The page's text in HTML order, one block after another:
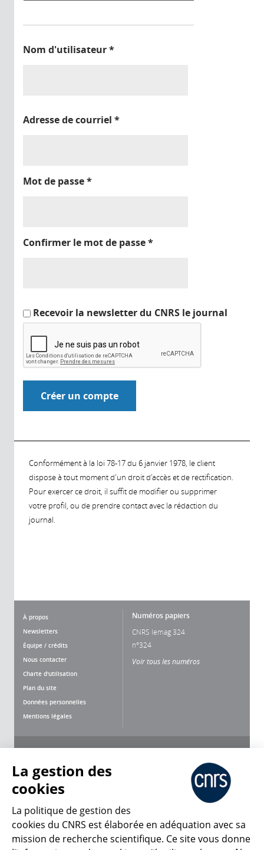
Nom d'utilisateur*
Adresse de courriel *
Mot de passe*
Confirmer le mot de passe*
Recevoir la newsletter du CNRS le journal
Conformément à la loi 78-17 du 6 janvier 1978, le client
dispose à tout moment d'un droit d'accès et de rectification.
Pour exercer ce droit, il suffit de modifier ou supprimer
votre profil, ou de prendre contact avec la rédaction du
journal.
À propos
Newsletters
Équipe / crédits
Nous contacter
Charte d'utilisation
Plan du site
Données personnelles
Mentions légales
Numéros papiers
CNRS lemag 324
n°324
Voir tous les numéros
CNRS Le Mag
La gestion des
cookies
La politique de gestion des
cookies du CNRS est élaborée en adéquation avec sa
mission de recherche scientifique. Ce site vous donne